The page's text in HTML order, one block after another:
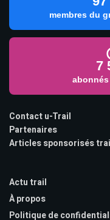
membres du
7
Contact u-Trail
Partenaires
Articles sponsorisés
Actu trail
À propos
Politique de